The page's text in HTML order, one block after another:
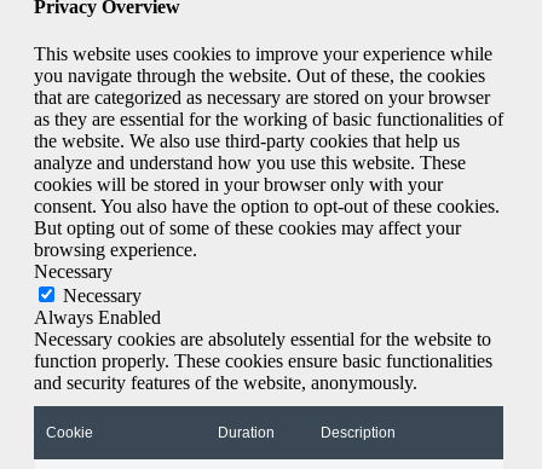
Privacy Overview
This website uses cookies to improve your experience while
you navigate through the website. Out of these, the cookies
that are categorized as necessary are stored on your browser
as they are essential for the working of basic functionalities of
the website. We also use third-party cookies that help us
analyze and understand how you use this website. These
cookies will be stored in your browser only with your
consent. You also have the option to opt-out of these cookies.
But opting out of some of these cookies may affect your
browsing experience.
Necessary
Necessary
Always Enabled
Necessary cookies are absolutely essential for the website to
function properly. These cookies ensure basic functionalities
and security features of the website, anonymously.
Cookie Duration Description